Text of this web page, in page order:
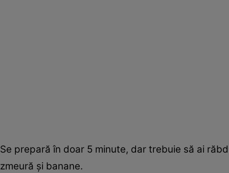
Se prepară în doar 5 minute, dar trebuie să ai
zmeură şi banane.